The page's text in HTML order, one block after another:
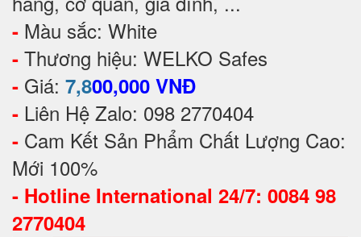
- Màu sắc: White
- Thương hiệu: WELKO Safes
- Giá: 7,800,000 VNĐ
- Liên Hệ Zalo: 098 2770404
- Cam Kết Sản Phẩm Chất Lượng Cao:
Mới 100%
- Hotline International 24/7: 0084 98
2770404